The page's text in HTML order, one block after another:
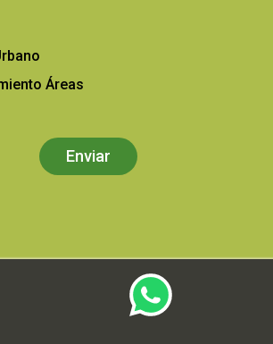
Áreas
Enviar